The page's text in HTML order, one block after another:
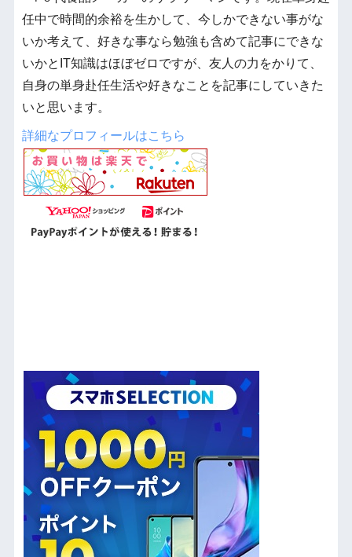
任中で時間的余裕を生かして、今しかできない事がな
いか考えて、好きな事なら勉強も含めて記事にできな
いかとIT知識はほぼゼロですが、友人の力をかりて、
自身の単身赴任生活や好きなことを記事にしていきた
いと思います。
詳細なプロフィールはこちら